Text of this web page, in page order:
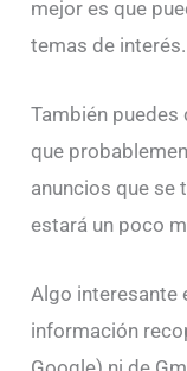
mejor es que
temas de interés.
También
que
anuncios que se
estará un poco
Algo interesante
información